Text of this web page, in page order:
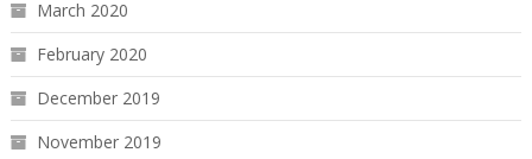
March 2020
February 2020
December 2019
November 2019